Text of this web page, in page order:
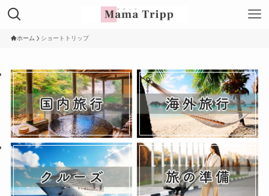
ホーム ショートトリップ